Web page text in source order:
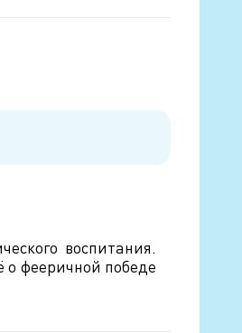
воспитания.
о фееричной победе